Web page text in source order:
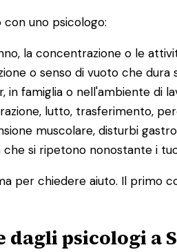
uno psicologo:
la concentrazione o le
o senso di vuoto che dura
in famiglia o nell'ambiente di
lutto, trasferimento,
muscolare, disturbi
che si ripetono nonostante i
per chiedere aiuto. Il
psicologi a